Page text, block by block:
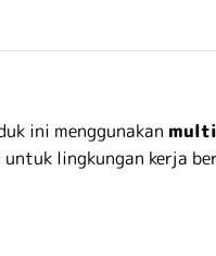
ini menggunakan
lingkungan kerja